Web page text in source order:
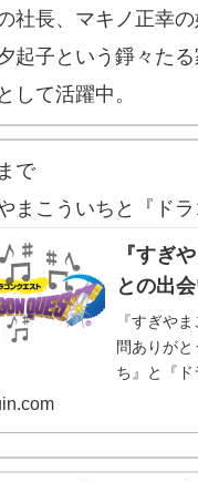
社長、マキノ正幸
起子という錚々たる
して活躍中。
で
まこういちと『ド
『すぎ
との出
『すぎや
問ありが
ち』と『
す。『ド